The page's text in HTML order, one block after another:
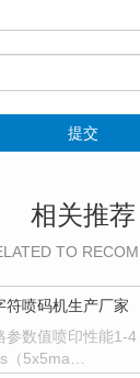
提交
相关推荐
TO
符喷码机生产厂家
参数值喷印性能1-
（5x5ma…